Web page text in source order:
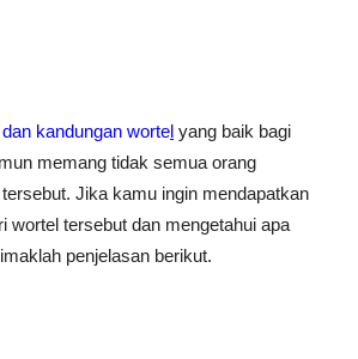
kandungan wortel yang baik bagi
memang tidak semua orang
Jika kamu ingin mendapatkan
wortel tersebut dan mengetahui apa
penjelasan berikut.